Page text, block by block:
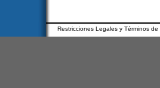
Restricciones Legales y Términos de